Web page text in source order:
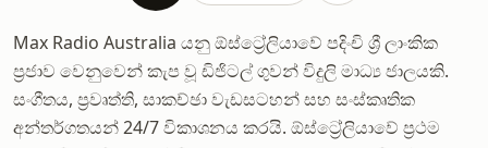
Max Radio Australia යනු ඕස්ට්‍රේලියාවේ පදිංචි ශ්‍රී ලාංකික
ප්‍රජාව වෙනුවෙන් කැප වූ ඩිජිටල් ගුවන් විදුලි මාධ්‍ය ජාලයකි.
සංගීතය, ප්‍රවෘත්ති, සාකච්ඡා වැඩසටහන් සහ සංස්කෘතික
අන්තර්ගතයන් 24/7 විකාශනය කරයි. ඕස්ට්‍රේලියාවේ ප්‍රථම